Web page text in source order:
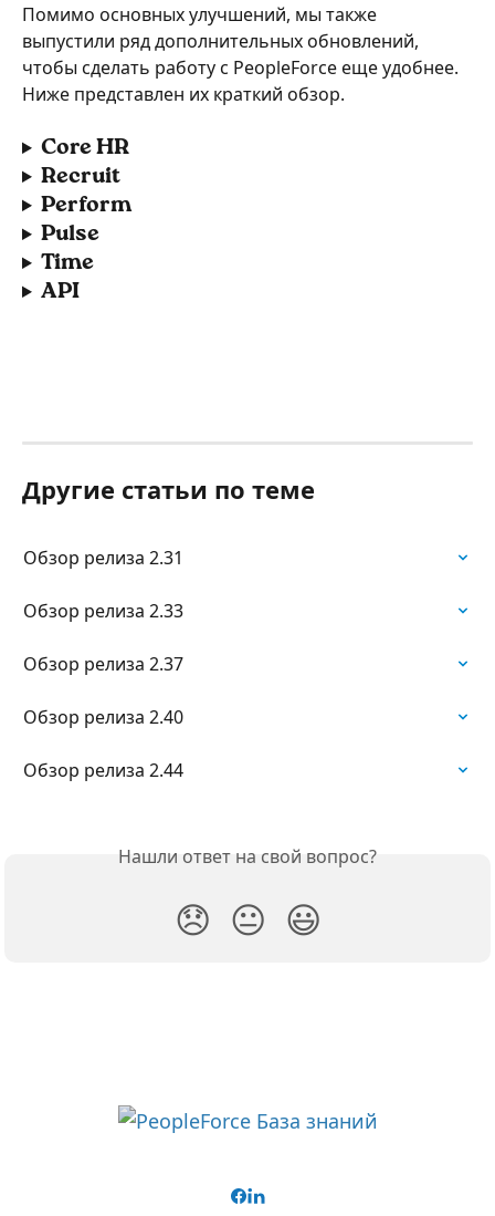
Помимо основных улучшений, мы также
выпустили ряд дополнительных обновлений,
чтобы сделать работу с PeopleForce еще удобнее.
Ниже представлен их краткий обзор.
Core HR
Recruit
Perform
Pulse
Time
API
Другие статьи по теме
Обзор релиза 2.31
Обзор релиза 2.33
Обзор релиза 2.37
Обзор релиза 2.40
Обзор релиза 2.44
Нашли ответ на свой вопрос?
😞 😐 😃